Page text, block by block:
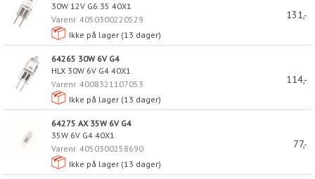
30W 12V G6.35 40X1
Varenr 4050300220529
Ikke på lager (13 dager)
131,-
64265 30W 6V G4
HLX 30W 6V G4 40X1
Varenr 4008321107053
Ikke på lager (13 dager)
114,-
64275 AX 35W 6V G4
35W 6V G4 40X1
Varenr 4050300258690
Ikke på lager (13 dager)
77,-